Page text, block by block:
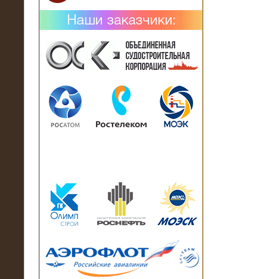
02.02.2019
Нагрузочный комплекс 26 МВт (10
кВ) поставлен в аренду на
13.07.2018